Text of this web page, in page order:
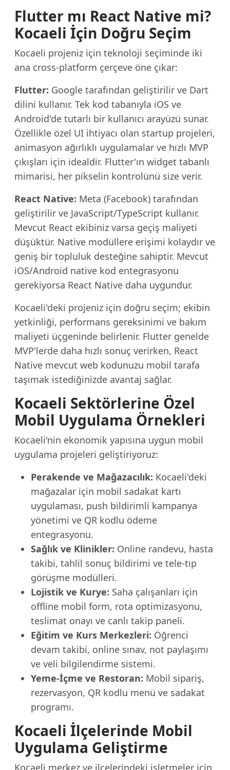
Flutter mı React Native mi?
Kocaeli İçin Doğru Seçim
Kocaeli projeniz için teknoloji seçiminde iki
ana cross-platform çerçeve öne çıkar:
Flutter: Google tarafından geliştirilir ve Dart
dilini kullanır. Tek kod tabanıyla iOS ve
Android'de tutarlı bir kullanıcı arayüzü sunar.
Özellikle özel UI ihtiyacı olan startup projeleri,
animasyon ağırlıklı uygulamalar ve hızlı MVP
çıkışları için idealdir. Flutter'ın widget tabanlı
mimarisi, her pikselin kontrolünü size verir.
React Native: Meta (Facebook) tarafından
geliştirilir ve JavaScript/TypeScript kullanır.
Mevcut React ekibiniz varsa geçiş maliyeti
düşüktür. Native modüllere erişimi kolaydır ve
geniş bir topluluk desteğine sahiptir. Mevcut
iOS/Android native kod entegrasyonu
gerekiyorsa React Native daha uygundur.
Kocaeli'deki projeniz için doğru seçim; ekibin
yetkinliği, performans gereksinimi ve bakım
maliyeti üçgeninde belirlenir. Flutter genelde
MVP'lerde daha hızlı sonuç verirken, React
Native mevcut web kodunuzu mobil tarafa
taşımak istediğinizde avantaj sağlar.
Kocaeli Sektörlerine Özel
Mobil Uygulama Örnekleri
Kocaeli'nin ekonomik yapısına uygun mobil
uygulama projeleri geliştiriyoruz:
Perakende ve Mağazacılık: Kocaeli'deki
mağazalar için mobil sadakat kartı
uygulaması, push bildirimli kampanya
yönetimi ve QR kodlu ödeme
entegrasyonu.
Sağlık ve Klinikler: Online randevu, hasta
takibi, tahlil sonuç bildirimi ve tele-tıp
görüşme modülleri.
Lojistik ve Kurye: Saha çalışanları için
offline mobil form, rota optimizasyonu,
teslimat onayı ve canlı takip paneli.
Eğitim ve Kurs Merkezleri: Öğrenci
devam takibi, online sınav, not paylaşımı
ve veli bilgilendirme sistemi.
Yeme-İçme ve Restoran: Mobil sipariş,
rezervasyon, QR kodlu menü ve sadakat
programı.
Kocaeli İlçelerinde Mobil
Uygulama Geliştirme